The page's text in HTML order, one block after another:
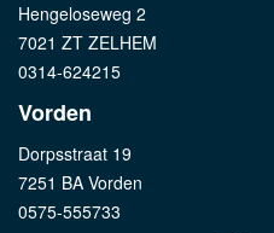
Hengeloseweg 2
7021 ZT ZELHEM
0314-624215
Vorden
Dorpsstraat 19
7251 BA Vorden
0575-555733